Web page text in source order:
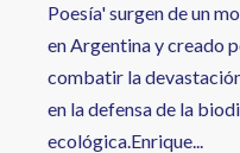
Poesía' surgen de un
en Argentina y creado
combatir la
en la defensa de la
ecológica.Enrique...